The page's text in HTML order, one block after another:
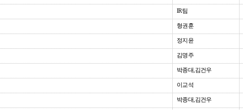
IR팀
형권훈
정지윤
김명주
박종대,김건우
이교석
박종대,김건우